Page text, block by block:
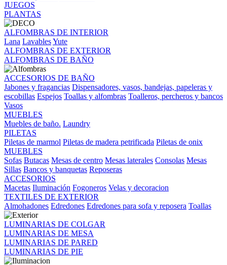
JUEGOS
PLANTAS
ALFOMBRAS DE INTERIOR
Lana LavablesYute
ALFOMBRAS DE EXTERIOR
ALFOMBRAS DE BAÑO
ACCESORIOS DE BAÑO
Jabones y fragancias Dispensadores, vasos, bandejas, papeleras y
escobillas Espejos Toallas y alfombras Toalleros, percheros y bancos
Vasos
MUEBLES
Muebles de baño. Laundry
PILETAS
Piletas de marmol Piletas de madera petrificada Piletas de onix
MUEBLES
Sofas Butacas Mesas de centro Mesas laterales Consolas Mesas
Sillas Bancos y banquetas Reposeras
ACCESORIOS
Macetas Iluminación Fogoneros Velas y decoracion
TEXTILES DE EXTERIOR
Almohadones Edredones Edredones para sofa y reposera Toallas
LUMINARIAS DE COLGAR
LUMINARIAS DE MESA
LUMINARIAS DE PARED
LUMINARIAS DE PIE